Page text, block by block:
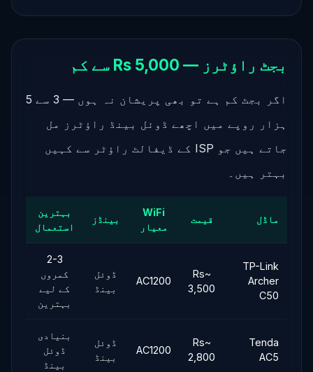
بجٹ راؤٹرز — Rs 5,000 سے کم
اگر بجٹ کم ہے تو بھی پریشان نہ ہوں — 3 سے 5
ہزار روپے میں اچھے ڈوئل بینڈ راؤٹرز مل
جاتے ہیں جو ISP کے ڈیفالٹ راؤٹر سے کہیں
بہتر ہیں۔
ماڈل قیمت
WiFi
معیار
بینڈز
بہترین
استعمال
TP-Link
Archer
C50
~Rs
3,500
AC1200
ڈوئل
بینڈ
2-3
کمروں
کے لیے
بہترین
Tenda
AC5
~Rs
2,800
AC1200
ڈوئل
بینڈ
بنیادی
ڈوئل
بینڈ